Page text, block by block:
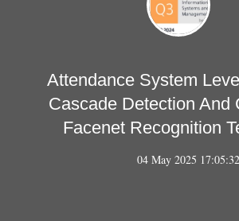
Attendance System
Cascade Detection And
Facenet Recognition
04 May 2025 17:05:32